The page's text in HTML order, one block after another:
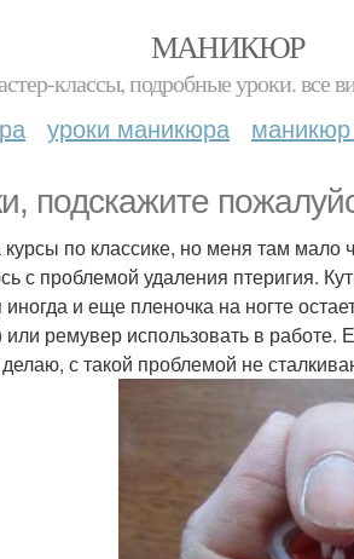
МАНИКЮР
классы, подробные уроки. все
уроки маникюра
подскажите
по классике, но меня там мало
с проблемой удаления птеригия.
иногда и еще пленочка на ногте
или ремувер использовать в
с такой проблемой не